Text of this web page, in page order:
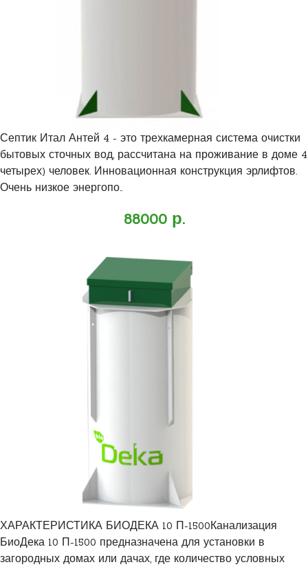
Септик Итал Антей 4 - это трехкамерная система очистки
бытовых сточных вод, рассчитана на проживание в доме 4
четырех) человек. Инновационная конструкция эрлифтов.
Очень низкое энергопо..
88000 р.
ХАРАКТЕРИСТИКА БИОДЕКА 10 П-1500Канализация
БиоДека 10 П-1500 предназначена для установки в
загородных домах или дачах, где количество условных